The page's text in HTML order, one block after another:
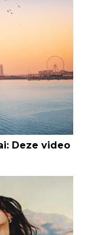
Deze video